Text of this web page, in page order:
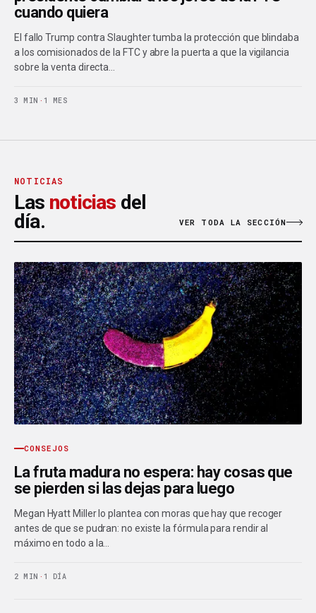
cuando quiera
El fallo Trump contra Slaughter tumba la protección que blindaba
a los comisionados de la FTC y abre la puerta a que la vigilancia
sobre la venta directa…
3 MIN · 1 MES
NOTICIAS
Las noticias del
día.
VER TODA LA SECCIÓN
CONSEJOS
La fruta madura no espera: hay cosas que
se pierden si las dejas para luego
Megan Hyatt Miller lo plantea con moras que hay que recoger
antes de que se pudran: no existe la fórmula para rendir al
máximo en todo a la…
2 MIN · 1 DÍA